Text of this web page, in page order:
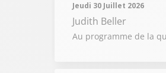
Jeudi 30 Juillet 2026
Judith Beller
Au programme de la